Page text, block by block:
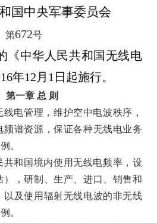
国中央军事委员会
第672号
《中华人民共和国无线电
年12月1日起施行。
第一章 总 则
线电管理，维护空中电波秩序，
谱资源，保证各种无线电业务
。
共和国境内使用无线电频率，设
，研制、生产、进口、销售和
以及使用辐射无线电波的非无线
。